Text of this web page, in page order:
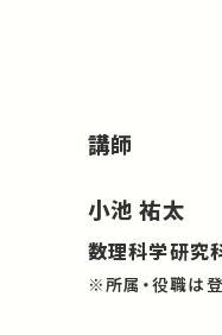
講師
小池 祐太
数理科学研究
※所属・役職は